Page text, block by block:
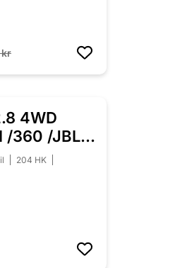
4WD
/360 /JBL
204 HK